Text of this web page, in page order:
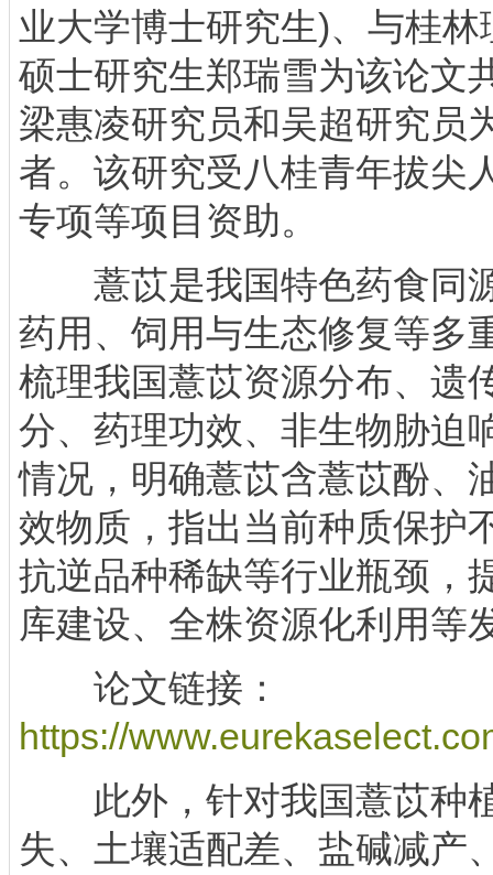
业大学博士研究生)、与桂
硕士研究生郑瑞雪为该论文
梁惠凌研究员和吴超研究员
者。该研究受八桂青年拔尖
专项等项目资助。
薏苡是我国特色药食同
药用、饲用与生态修复等多
梳理我国薏苡资源分布、遗
分、药理功效、非生物胁迫
情况，明确薏苡含薏苡酚、
效物质，指出当前种质保护
抗逆品种稀缺等行业瓶颈，
库建设、全株资源化利用等
论文链接：
https://
此外，针对我国薏苡种
失、土壤适配差、盐碱减产